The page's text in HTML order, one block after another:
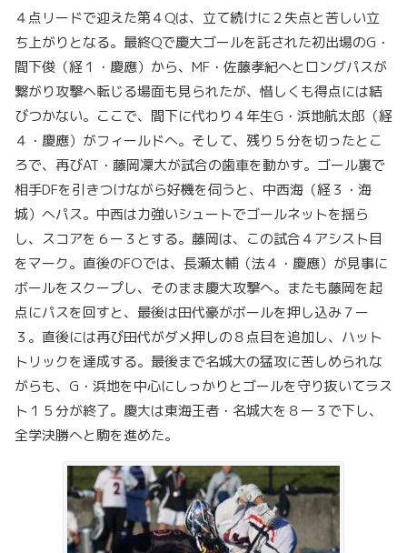
４点リードで迎えた第４Qは、立て続けに２失点と苦しい立
ち上がりとなる。最終Qで慶大ゴールを託された初出場のG・
間下俊（経１・慶應）から、MF・佐藤孝紀へとロングパスが
繋がり攻撃へ転じる場面も見られたが、惜しくも得点には結
びつかない。ここで、間下に代わり４年生G・浜地航太郎（経
４・慶應）がフィールドへ。そして、残り５分を切ったとこ
ろで、再びAT・藤岡凜大が試合の歯車を動かす。ゴール裏で
相手DFを引きつけながら好機を伺うと、中西海（経３・海
城）へパス。中西は力強いシュートでゴールネットを揺ら
し、スコアを６ー３とする。藤岡は、この試合４アシスト目
をマーク。直後のFOでは、長瀬太輔（法４・慶應）が見事に
ボールをスクープし、そのまま慶大攻撃へ。またも藤岡を起
点にパスを回すと、最後は田代豪がボールを押し込み７ー
３。直後には再び田代がダメ押しの８点目を追加し、ハット
トリックを達成する。最後まで名城大の猛攻に苦しめられな
がらも、G・浜地を中心にしっかりとゴールを守り抜いてラス
ト１５分が終了。慶大は東海王者・名城大を８ー３で下し、
全学決勝へと駒を進めた。